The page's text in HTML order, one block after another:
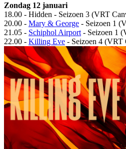
Zondag 12 januari
18.00 - Hidden - Seizoen 3 (VRT
20.00 - Mary & George - Seizoen 1
21.05 - Schiphol Airport - Seizoen 1
22.00 - Killing Eve - Seizoen 4 (VRT